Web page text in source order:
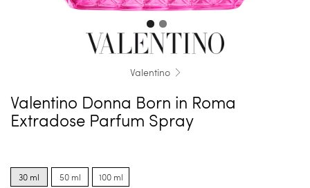
Valentino
Valentino Donna Born in Roma
Extradose Parfum Spray
options
for30 ml
options
for50 ml
options
for
100 ml